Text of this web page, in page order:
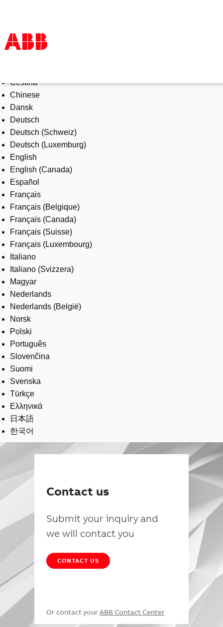
Products & Solutions
Industries
Services
About us
Where to buy
Contact us
Careers
Čeština
Chinese
Dansk
Deutsch
Deutsch (Schweiz)
Deutsch (Luxemburg)
English
English (Canada)
Español
Français
Français (Belgique)
Français (Canada)
Français (Suisse)
Français (Luxembourg)
Italiano
Italiano (Svizzera)
Magyar
Nederlands
Nederlands (België)
Norsk
Polski
Português
Slovenčina
Suomi
Svenska
Türkçe
Ελληνικά
日本語
한국어
Contact us
Submit your inquiry and
we will contact you
CONTACT US
Or contact your ABB Contact Center